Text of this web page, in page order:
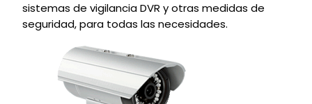
sistemas de vigilancia DVR y otras medidas de
seguridad, para todas las necesidades.